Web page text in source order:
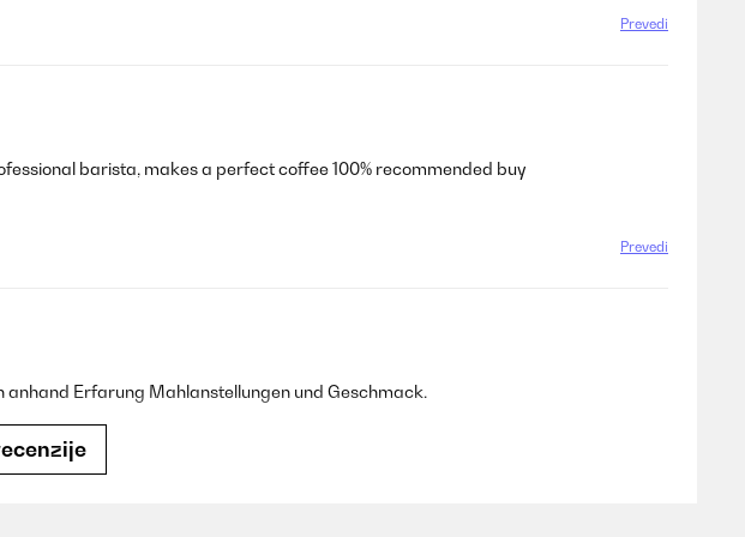
Prevedi
barista, makes a perfect coffee 100% recommended buy
Prevedi
Erfarung Mahlanstellungen und Geschmack.